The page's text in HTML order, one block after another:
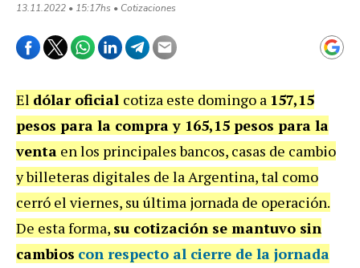
13.11.2022 • 15:17hs • Cotizaciones
El dólar oficial cotiza este domingo a 157,15
pesos para la compra y 165,15 pesos para la
venta en los principales bancos, casas de cambio
y billeteras digitales de la Argentina, tal como
cerró el viernes, su última jornada de operación.
De esta forma, su cotización se mantuvo sin
cambios con respecto al cierre de la jornada